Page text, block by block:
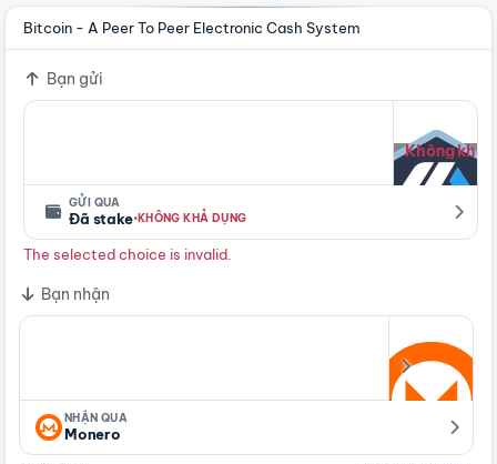
Bitcoin - A Peer To Peer Electronic Cash System
Bạn gửi
Không khả
GỬI QUA
Đã stake·KHÔNG KHẢ DỤNG
The selected choice is invalid.
Bạn nhận
NHẬN QUA
Monero